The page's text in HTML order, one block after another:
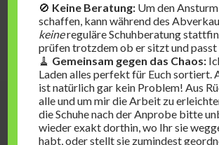
🚫 Keine Beratung: Um den
schaffen, kann während des
keinereguläre Schuhberatung
prüfen trotzdem ob er sitzt und passt
🧹 Gemeinsam gegen das Chaos:
Laden alles perfekt für Euch sortiert.
ist natürlich gar kein Problem! Aus
alle und um mir die Arbeit zu
die Schuhe nach der Anprobe bitte
wieder exakt dorthin, wo Ihr sie
habt, oder stellt sie zumindest